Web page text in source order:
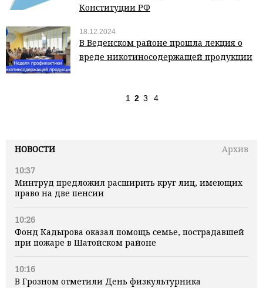
НОВОСТИ
Архив
10:37
Минтруд предложил расширить круг лиц, имеющих
право на две пенсии
10:26
Фонд Кадырова оказал помощь семье, пострадавшей
при пожаре в Шатойском районе
10:16
В Грозном отметили День физкультурника
Конституции РФ
18.12.2024
В Веденском районе прошла лекция о
вреде никотиносодержащей продукции
1 2 3 4